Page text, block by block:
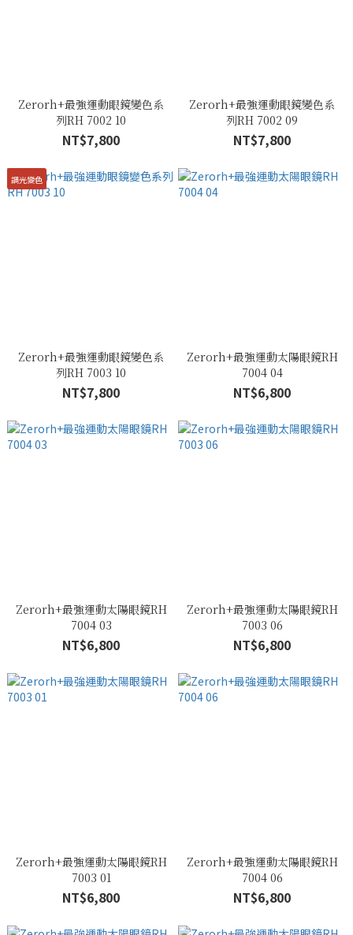
Zerorh+最強運動眼鏡變色系
列RH 7002 10
NT$7,800
Zerorh+最強運動眼鏡變色系
列RH 7002 09
NT$7,800
調光變色
Zerorh+最強運動眼鏡變色系
列RH 7003 10
NT$7,800
Zerorh+最強運動太陽眼鏡RH
7004 04
NT$6,800
Zerorh+最強運動太陽眼鏡RH
7004 03
NT$6,800
Zerorh+最強運動太陽眼鏡RH
7003 06
NT$6,800
Zerorh+最強運動太陽眼鏡RH
7003 01
NT$6,800
Zerorh+最強運動太陽眼鏡RH
7004 06
NT$6,800